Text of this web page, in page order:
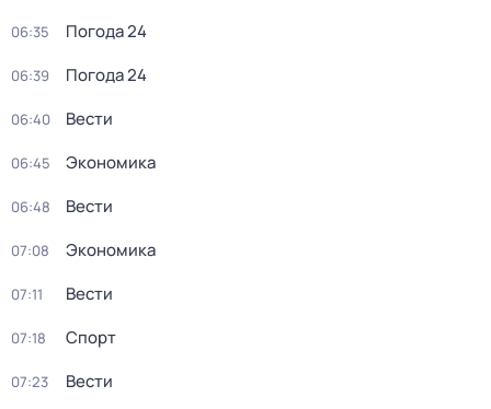
06:35 Погода 24
06:39 Погода 24
06:40 Вести
06:45 Экономика
06:48 Вести
07:08 Экономика
07:11 Вести
07:18 Спорт
07:23 Вести